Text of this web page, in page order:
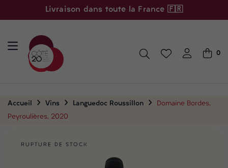
Livraison dans toute la France 🇫🇷
0
Accueil Vins Languedoc Roussillon
Domaine Bordes,
Peyroulières, 2020
RUPTURE DE STOCK